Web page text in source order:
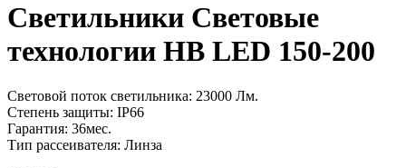
Светильники Световые
технологии HB LED 150-200
Световой поток светильника: 23000 Лм.
Степень защиты: IP66
Гарантия: 36мес.
Тип рассеивателя: Линза